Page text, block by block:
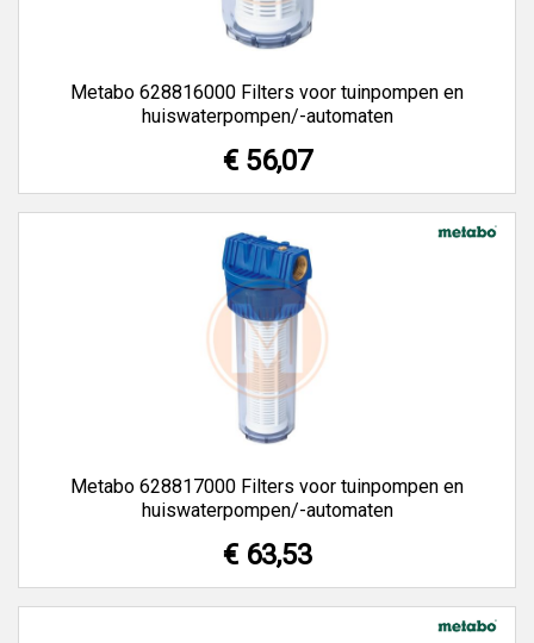
Metabo 628816000 Filters voor tuinpompen en
huiswaterpompen/-automaten
€ 56,07
Metabo 628817000 Filters voor tuinpompen en
huiswaterpompen/-automaten
€ 63,53